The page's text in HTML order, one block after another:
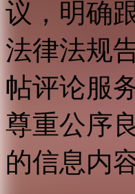
议，明确
法律法规
帖评论服
尊重公序
的信息内容